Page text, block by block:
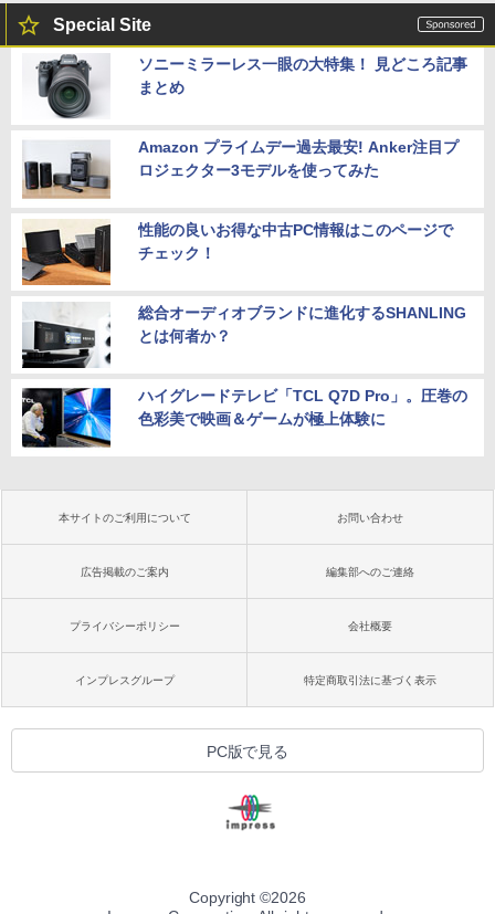
Special Site
ソニーミラーレス一眼の大特集！ 見どころ記事
まとめ
Amazon プライムデー過去最安! Anker注目プ
ロジェクター3モデルを使ってみた
性能の良いお得な中古PC情報はこのページで
チェック！
総合オーディオブランドに進化するSHANLING
とは何者か？
ハイグレードテレビ「TCL Q7D Pro」。圧巻の
色彩美で映画＆ゲームが極上体験に
本サイトのご利用について お問い合わせ
広告掲載のご案内 編集部へのご連絡
プライバシーポリシー 会社概要
インプレスグループ 特定商取引法に基づく表示
PC版で見る
Copyright ©2026